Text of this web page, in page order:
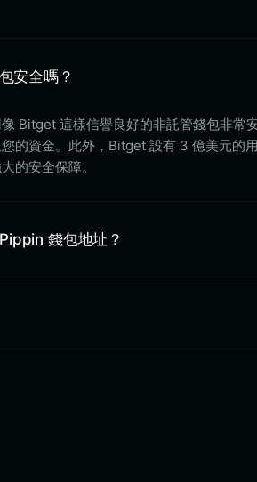
安全嗎？
Bitget 這樣信譽良好的非託管錢包非常
的資金。此外，Bitget 設有 3 億美元的
的安全保障。
錢包地址？